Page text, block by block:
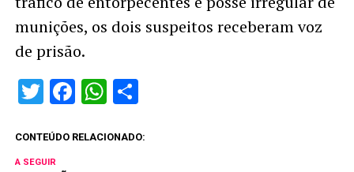
munições, os dois suspeitos receberam voz
de prisão.
Twitter
Facebook
WhatsApp
Share
CONTEÚDO RELACIONADO:
A SEGUIR